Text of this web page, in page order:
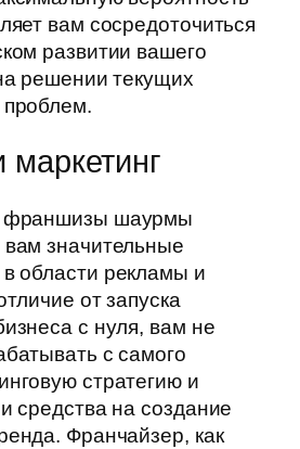
вам сосредоточиться
развитии вашего
решении текущих
франшизы шаурмы
вам значительные
области рекламы и
от запуска
с нуля, вам не
с самого
стратегию и
средства на создание
Франчайзер, как